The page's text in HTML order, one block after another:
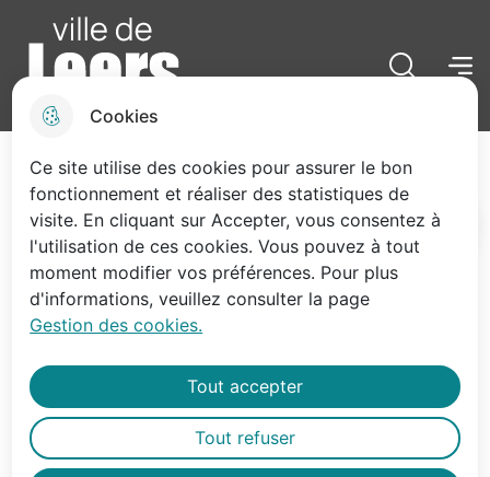
Cookies
Ce site utilise des cookies pour assurer le bon
fonctionnement et réaliser des statistiques de
visite. En cliquant sur Accepter, vous consentez à
l'utilisation de ces cookies. Vous pouvez à tout
moment modifier vos préférences. Pour plus
d'informations, veuillez consulter la page
Gestion des cookies.
Tout accepter
Tout refuser
Skip
to
menu
Skip
to
search
map
Ville de Leers Menu
Cliquez
Accueil
Grâce à ses nombreux équipements
sportifs, la Ville et ses associations
d’activités sportives.